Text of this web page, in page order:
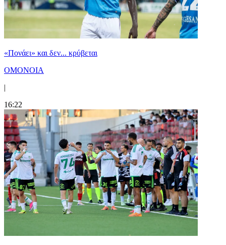
«Πονάει» και δεν... κρύβεται
ΟΜΟΝΟΙΑ
|
16:22